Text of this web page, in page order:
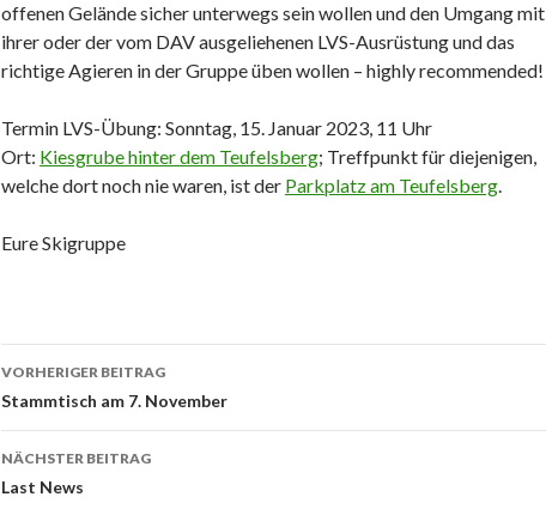
offenen Gelände sicher unterwegs sein wollen und den Umgang mit
ihrer oder der vom DAV ausgeliehenen LVS-Ausrüstung und das
richtige Agieren in der Gruppe üben wollen – highly recommended!
Termin LVS-Übung: Sonntag, 15. Januar 2023, 11 Uhr
Ort: Kiesgrube hinter dem Teufelsberg; Treffpunkt für diejenigen,
welche dort noch nie waren, ist der Parkplatz am Teufelsberg.
Eure Skigruppe
Beitrags-
Navigation
VORHERIGER BEITRAG
Stammtisch am 7. November
NÄCHSTER BEITRAG
Last News